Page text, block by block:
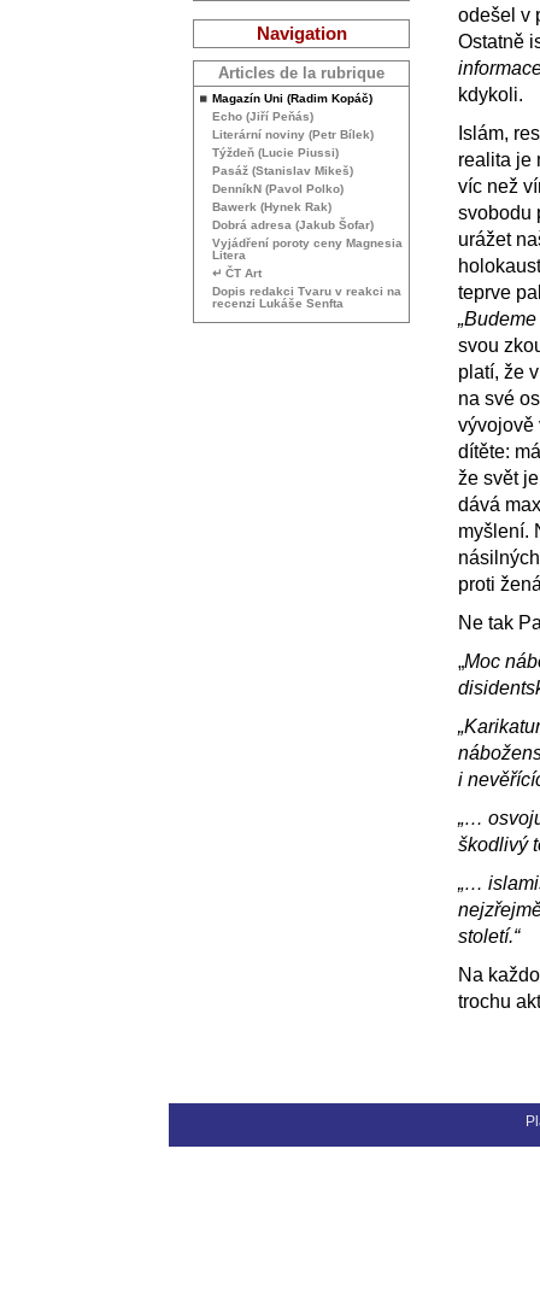
odešel v
Ostatně
kdykoli.
Islám,
realita je
víc než
svobodu
urážet
teprve
svou
platí, že
na své
vývojově
dítěte:
že svět
dává
myšlení.
proti
Ne tak
„Moc
i
„…
škodlivý
„…
století.“
Na
trochu
Navigation
Articles de la rubrique
Magazín Uni (Radim Kopáč)
Echo (Jiří Peňás)
Literární noviny (Petr Bílek)
Týždeň (Lucie Piussi)
Pasáž (Stanislav Mikeš)
DenníkN (Pavol Polko)
Bawerk (Hynek Rak)
Dobrá adresa (Jakub Šofar)
Vyjádření poroty ceny Magnesia
Litera
↵ ČT Art
Dopis redakci Tvaru v reakci na
recenzi Lukáše Senfta